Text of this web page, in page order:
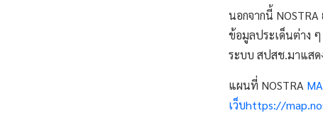
นอกจากนี้
ข้อมูลประเด็นต่าง
ระบบ สปสช.มาแสด
แผนที่ NOSTRA
เว็บhttps://